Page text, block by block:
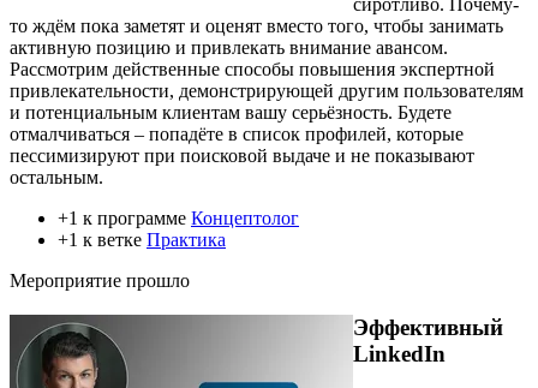
сиротливо. Почему-
то ждём пока заметят и оценят вместо того, чтобы занимать
активную позицию и привлекать внимание авансом.
Рассмотрим действенные способы повышения экспертной
привлекательности, демонстрирующей другим пользователям
и потенциальным клиентам вашу серьёзность. Будете
отмалчиваться – попадёте в список профилей, которые
пессимизируют при поисковой выдаче и не показывают
остальным.
+1 к программе Концептолог
+1 к ветке Практика
Мероприятие прошло
Эффективный
LinkedIn